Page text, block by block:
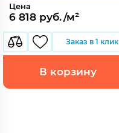
Цена
6 818 руб./м²
Заказ в 1 клик
В корзину